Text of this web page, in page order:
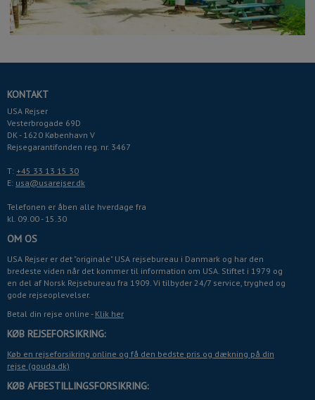
KONTAKT
USA Rejser
Vesterbrogade 69D
DK - 1620 København V
Rejsegarantifonden reg. nr. 3467
T: +45 33 13 15 30
E: usa@usarejser.dk
Telefonen er åben alle hverdage fra
kl. 09.00 - 15.30
OM OS
USA Rejser er det "originale" USA rejsebureau i Danmark og har den
bredeste viden når det kommer til information om USA. Stiftet i 1979 og
en del af Norsk Rejsebureau fra 1909. Vi tilbyder 24/7 service, tryghed og
gode rejseoplevelser.
Betal din rejse online - Klik her
KØB REJSEFORSIKRING:
Køb en rejseforsikring online og få den bedste pris og dækning på din
rejse (gouda.dk)
KØB AFBESTILLINGSFORSIKRING: